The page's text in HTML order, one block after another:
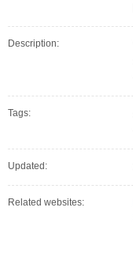
Description:
Tags:
Updated:
Related websites: